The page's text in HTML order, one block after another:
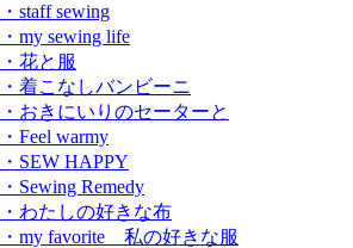
・staff sewing
・my sewing life
・花と服
・着こなしバンビーニ
・おきにいりのセーターと
・Feel warmy
・SEW HAPPY
・Sewing Remedy
・わたしの好きな布
・my favorite 私の好きな服